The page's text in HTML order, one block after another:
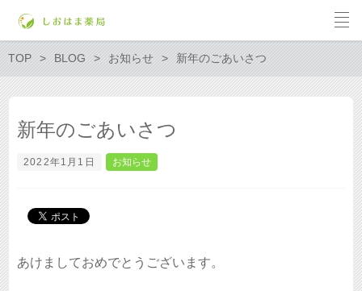
TOP BLOG お知らせ 新年のごあいさつ
新年のごあいさつ
2022年1月1日 お知らせ
あけましておめでとうございます。